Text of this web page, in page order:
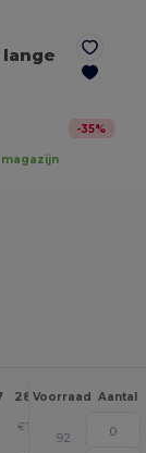
-35%
288 + Meer
Voorraad Aantal
€15.31
92